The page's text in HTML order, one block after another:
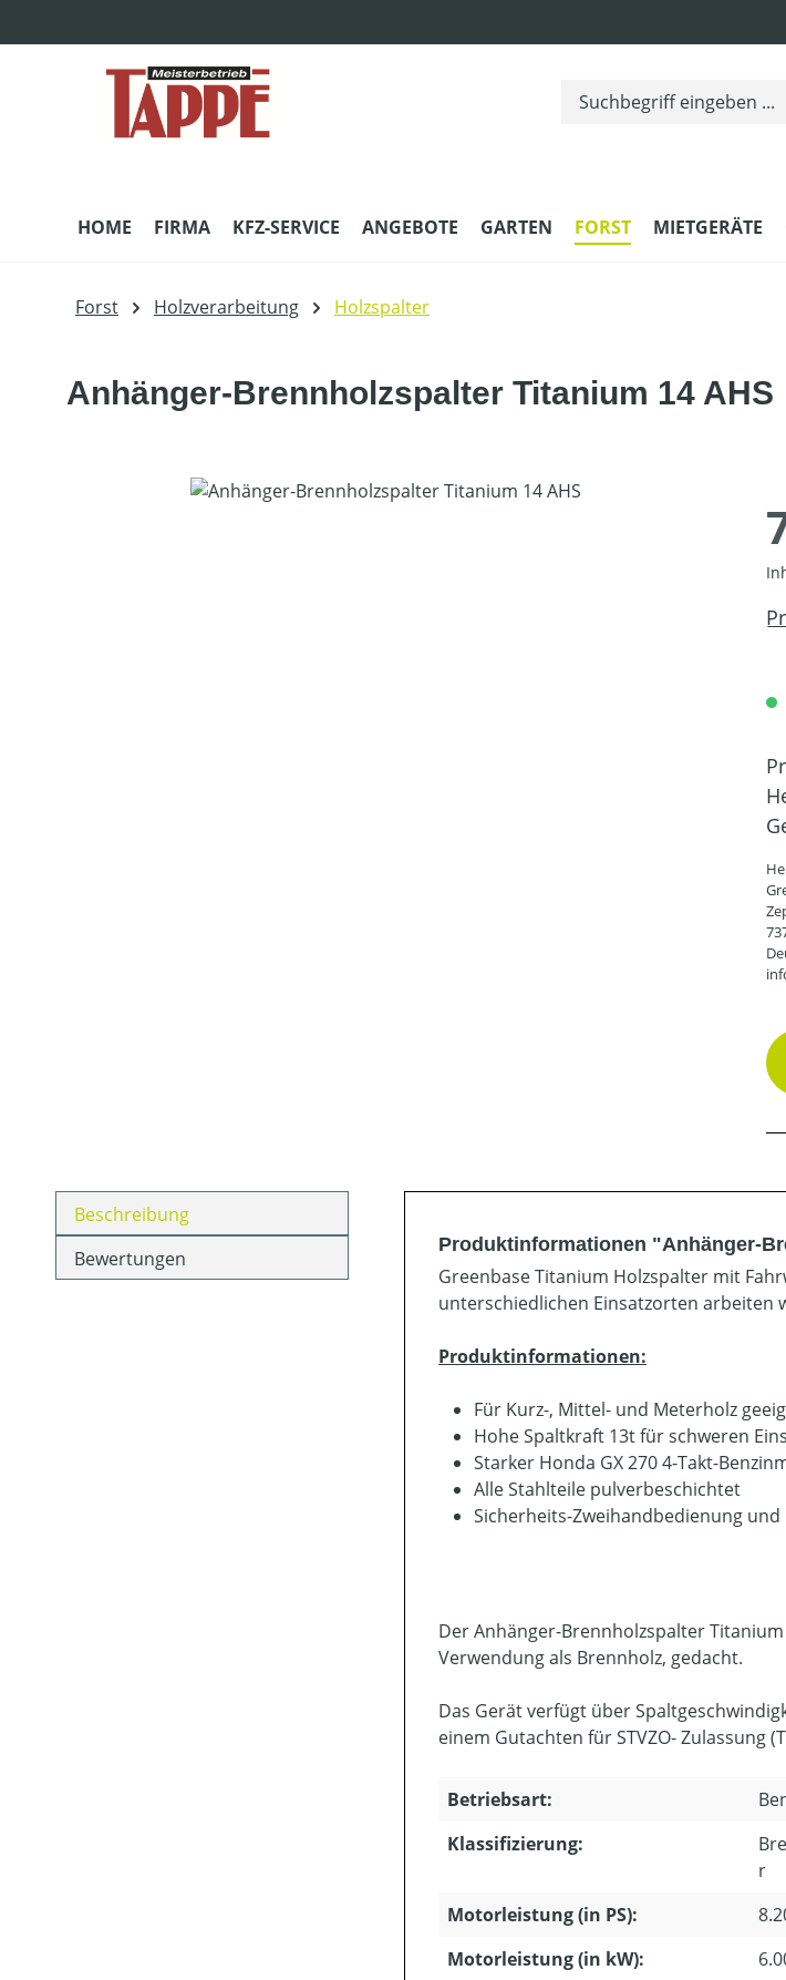
HOME FIRMA KFZ-SERVICE ANGEBOTE GARTEN FORST MIETGERÄTE
Forst Holzverarbeitung Holzspalter
Anhänger-Brennholzspalter Titanium 14 AHS
Bildergalerie überspringen
Beschreibung
Bewertungen
Produktinformationen "Anhänger-
Greenbase Titanium Holzspalter mit
unterschiedlichen Einsatzorten arbeiten
Produktinformationen:
Für Kurz-, Mittel- und Meterholz
Hohe Spaltkraft 13t für schweren
Starker Honda GX 270 4-Takt-
Alle Stahlteile pulverbeschichtet
Sicherheits-Zweihandbedienung
Der Anhänger-Brennholzspalter
Verwendung als Brennholz, gedacht.
Das Gerät verfügt über
einem Gutachten für STVZO- Zulassung
Betriebsart:
Klassifizierung:
r
Motorleistung (in PS):
Motorleistung (in kW):